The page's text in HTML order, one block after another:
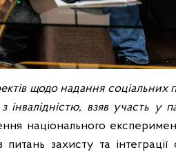
щодо надання
взяв участь у
національного
захисту та інтеграції